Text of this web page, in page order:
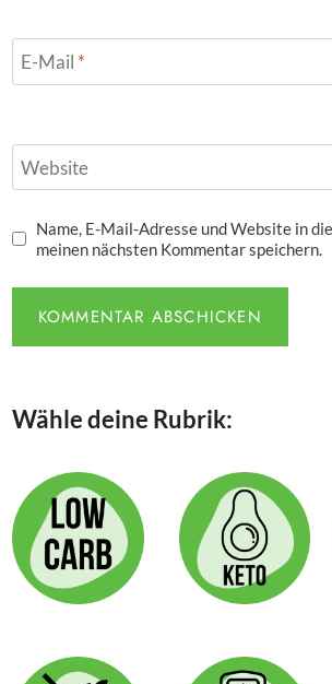
E-Mail *
Website
Name, E-Mail-Adresse und Website in
meinen nächsten Kommentar speichern.
Wähle deine Rubrik: